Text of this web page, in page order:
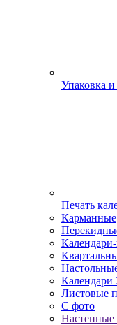
Упаковка
Печать
Карманные
Календари
Листовые
С фото
Настенные